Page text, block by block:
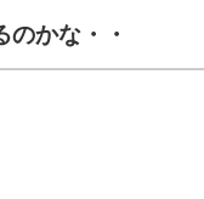
かな・・